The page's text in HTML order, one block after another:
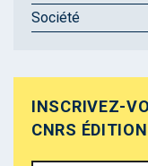
Société
INSCRIVEZ-
CNRS